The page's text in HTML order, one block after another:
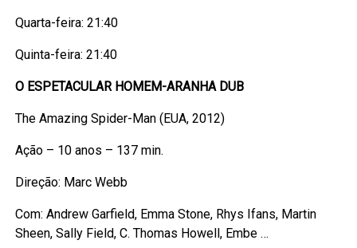
Quarta-feira: 21:40
Quinta-feira: 21:40
O ESPETACULAR HOMEM-ARANHA DUB
The Amazing Spider-Man (EUA, 2012)
Ação – 10 anos – 137 min.
Direção: Marc Webb
Com: Andrew Garfield, Emma Stone, Rhys Ifans, Martin
Sheen, Sally Field, C. Thomas Howell, Embe …